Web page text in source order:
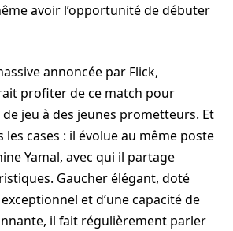
avoir l’opportunité de débuter
annoncée par Flick,
profiter de ce match pour
jeu à des jeunes prometteurs. Et
les cases : il évolue au même poste
Yamal, avec qui il partage
Gaucher élégant, doté
et d’une capacité de
il fait régulièrement parler